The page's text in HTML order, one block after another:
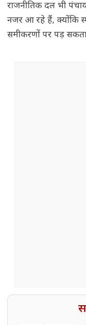
राजनीतिक दल भी
नजर आ रहे हैं, क्योंकि
समीकरणों पर पड़